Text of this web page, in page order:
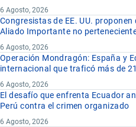
6 Agosto, 2026
Congresistas de EE. UU.
Aliado Importante no
6 Agosto, 2026
Operación Mondragón: España y
internacional que traficó más de
6 Agosto, 2026
El desafío que enfrenta Ecuador
Perú contra el crimen organizado
6 Agosto, 2026